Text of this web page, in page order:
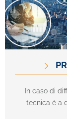
In caso di
tecnica è a